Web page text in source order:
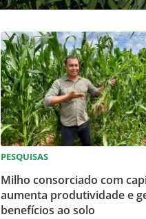
PESQUISAS
Milho consorciado com
aumenta produtividade e
benefícios ao solo